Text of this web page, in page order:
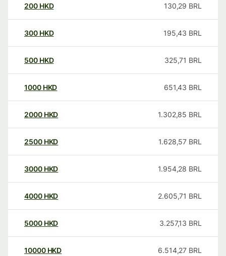
200 HKD 130,29 BRL
300 HKD 195,43 BRL
500 HKD 325,71 BRL
1000 HKD 651,43 BRL
2000 HKD 1.302,85 BRL
2500 HKD 1.628,57 BRL
3000 HKD 1.954,28 BRL
4000 HKD 2.605,71 BRL
5000 HKD 3.257,13 BRL
10000 HKD 6.514,27 BRL